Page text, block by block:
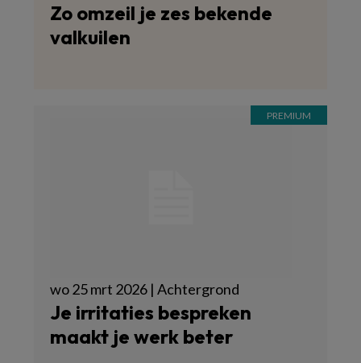
Zo omzeil je zes bekende
valkuilen
wo 25 mrt 2026 | Achtergrond
Je irritaties bespreken
maakt je werk beter